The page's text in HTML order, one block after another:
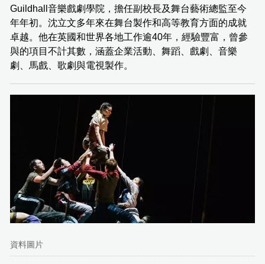
Guildhall音樂戲劇學院，擔任副校長及舞台藝術總監至今
年年初。沈立文多年來在舞台製作和高等教育方面的成就
卓越。他在英國和世界各地工作逾40年，經驗豐富，曾參
與的項目不計其數，涵蓋企業活動、舞蹈、戲劇、音樂
劇、馬戲、歌劇與電視製作。
資料圖片